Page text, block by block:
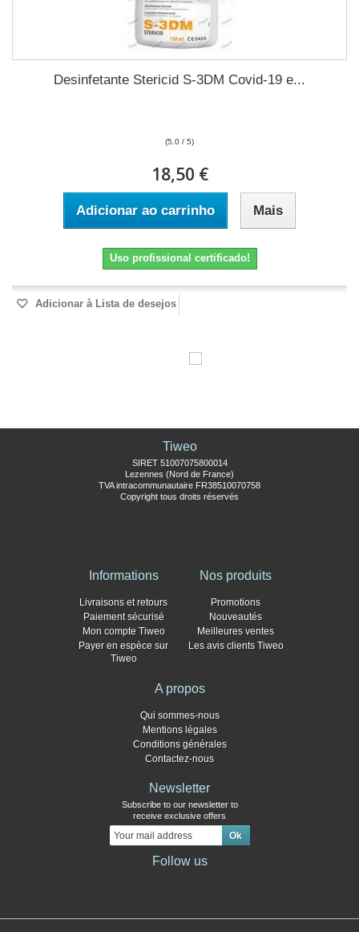
Desinfetante Stericid S-3DM Covid-19 e...
(5.0 / 5)
18,50 €
Adicionar ao carrinho Mais
Uso profissional certificado!
Adicionar à Lista de desejos
Tiweo
SIRET 51007075800014
Lezennes (Nord de France)
TVA intracommunautaire FR38510070758
Copyright tous droits réservés
Informations
Livraisons et retours
Paiement sécurisé
Mon compte Tiweo
Payer en espèce sur
Tiweo
Nos produits
Promotions
Nouveautés
Meilleures ventes
Les avis clients Tiweo
A propos
Qui sommes-nous
Mentions légales
Conditions générales
Contactez-nous
Newsletter
Subscribe to our newsletter to
receive exclusive offers
Follow us